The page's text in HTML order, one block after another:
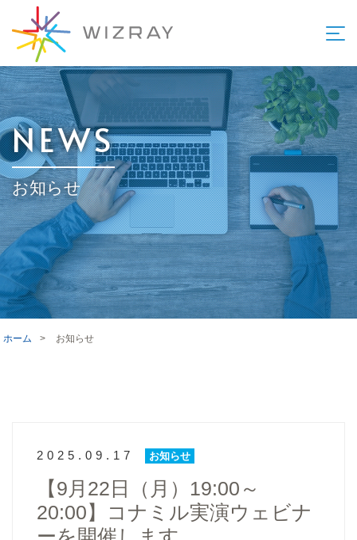
NEWS
お知らせ
ホーム > お知らせ
2025.09.17 お知らせ
【9月22日（月）19:00～
20:00】コナミル実演ウェビナ